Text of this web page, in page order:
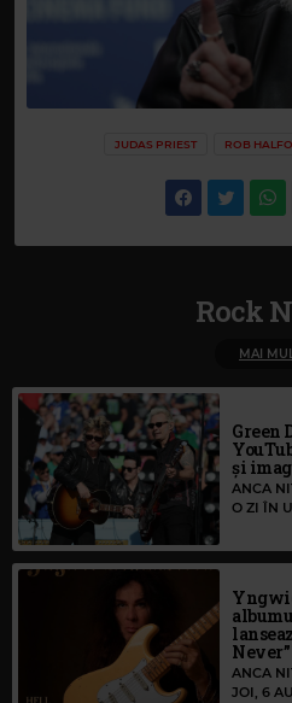
JUDAS PRIEST ROB
Rock
MAI
Green
și
ANCA
O ZI ÎN
Never”
ANCA
JOI, 6